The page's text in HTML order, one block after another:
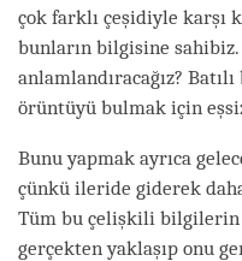
çok farklı çeşidiyle karşı
bunların bilgisine
anlamlandıracağız?
örüntüyü bulmak için
Bunu yapmak ayrıca
çünkü ileride giderek
Tüm bu çelişkili bilgilerin
gerçekten yaklaşıp onu